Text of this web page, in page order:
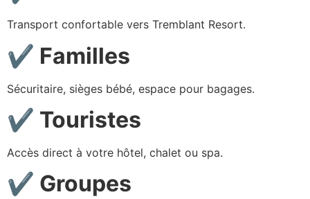
Transport confortable vers Tremblant Resort.
✔ Familles
Sécuritaire, sièges bébé, espace pour bagages.
✔ Touristes
Accès direct à votre hôtel, chalet ou spa.
✔ Groupes